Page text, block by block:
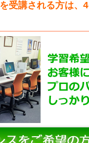
受講される方は、